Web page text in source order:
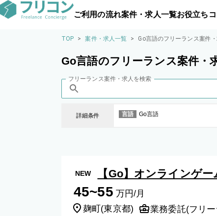
ご利用の流れ案件・求人一覧お役立ち
TOP > 案件・求人一覧 > Go言語のフリーランス案件
Go言語のフリーランス案件・
フリーランス案件・求人を検索
詳細条件 言語 Go言語
NEW 【Go】オンラインゲ
45~55 万円/月
麹町 (東京都) 業務委託(フリ